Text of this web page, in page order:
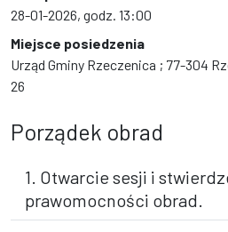
28-01-2026, godz. 13:00
Miejsce posiedzenia
Urząd Gminy Rzeczenica ; 77-304
26
Porządek obrad
1. Otwarcie sesji i
prawomocności obrad.